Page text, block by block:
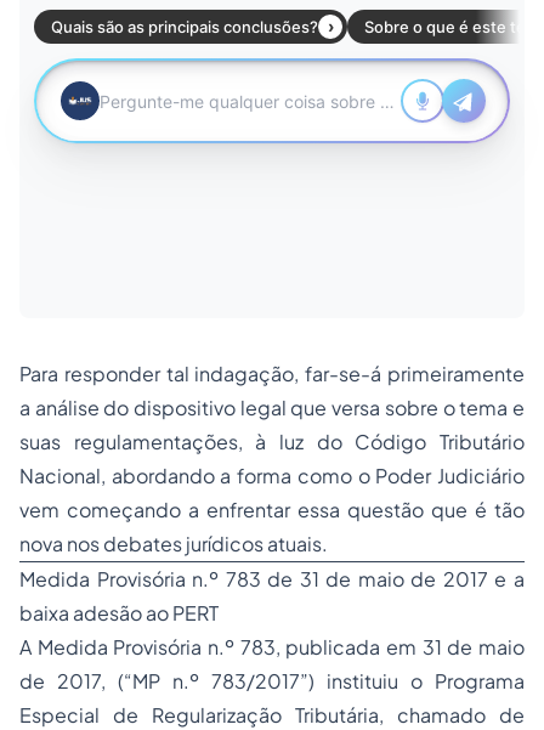
Para responder tal indagação, far-se-á primeiramente
a análise do dispositivo legal que versa sobre o tema e
suas regulamentações, à luz do Código Tributário
Nacional, abordando a forma como o Poder Judiciário
vem começando a enfrentar essa questão que é tão
nova nos debates jurídicos atuais.
Medida Provisória n.º 783 de 31 de maio de 2017 e a
baixa adesão ao PERT
A Medida Provisória n.º 783, publicada em 31 de maio
de 2017, (“MP n.º 783/2017”) instituiu o Programa
Especial de Regularização Tributária, chamado de